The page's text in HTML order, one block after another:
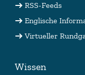
RSS-Feeds
Englische
Virtueller
Wissen